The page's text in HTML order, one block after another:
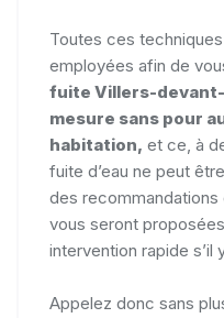
Toutes ces
employées afin de
fuite Villers-
mesure sans pour
habitation, et ce, à
fuite d’eau ne peut
des recommandations
vous seront
intervention rapide s’il
Appelez donc sans